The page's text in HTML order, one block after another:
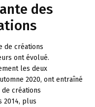
des
de créations
ont évolué.
les deux
2020, ont entraîné
créations
2014, plus